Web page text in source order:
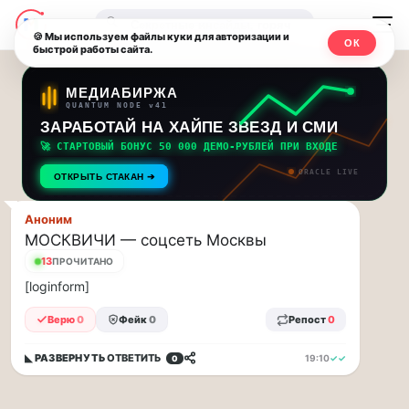
Последние
новости
обновления
потока:
Друзья,
приглашаем
на
музыкальную
прогулку
по
Москве
Чайковского!…
приглашаем
на
Москвичи.net
—
Главный
столичный
чат-
мессенджер,
новости
и
инсайды
Москвы
🔍
МЕДИАБИРЖА
QUANTUM NODE v41
ЗАРАБОТАЙ НА ХАЙПЕ ЗВЕЗД И СМИ
🚀 СТАРТОВЫЙ БОНУС 50 000 ДЕМО-РУБЛЕЙ ПРИ ВХОДЕ
ОТКРЫТЬ СТАКАН ➔ ORACLE LIVE
Аноним
МОСКВИЧИ — соцсеть Москвы
13ПРОЧИТАНО
[loginform]
Верю0 Фейк0 Репост0
◣ РАЗВЕРНУТЬОТВЕТИТЬ 0 19:10✓✓
🍪 Мы используем файлы куки для авторизации и
быстрой работы сайта.
ОК